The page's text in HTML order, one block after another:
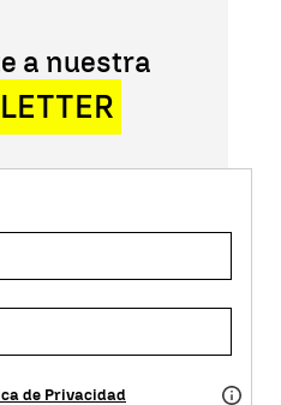
a nuestra
de Privacidad